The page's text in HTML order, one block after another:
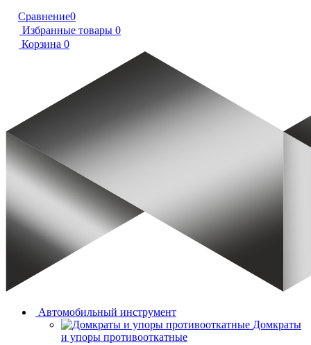
Сравнение0
Избранные товары 0
Корзина 0
Автомобильный инструмент
Домкраты
и упоры противооткатные